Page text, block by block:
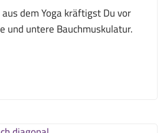
dem Yoga kräftigst Du vor
und untere Bauchmuskulatur.